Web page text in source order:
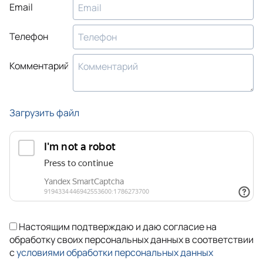
Email
Телефон
Комментарий
Загрузить файл
Настоящим подтверждаю и даю согласие на
обработку своих персональных данных в соответствии
сусловиями обработки персональных данных